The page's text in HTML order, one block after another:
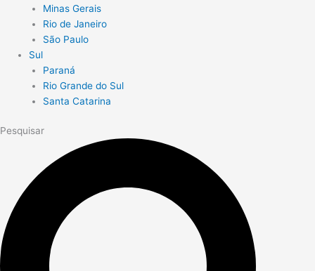
Minas Gerais
Rio de Janeiro
São Paulo
Sul
Paraná
Rio Grande do Sul
Santa Catarina
Pesquisar